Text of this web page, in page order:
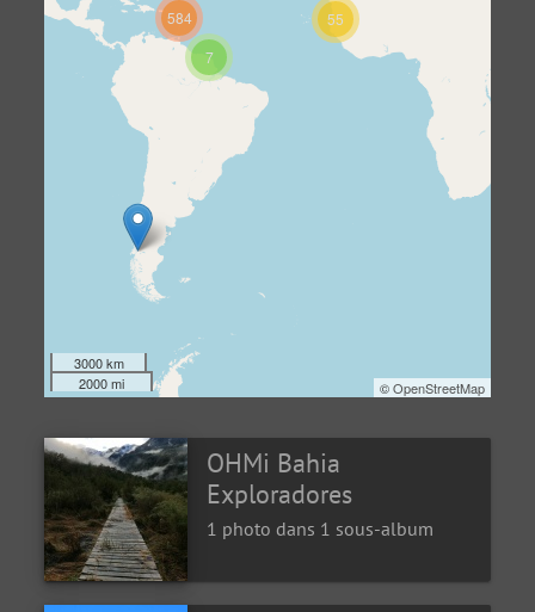
55
7
584
3000 km
2000 mi
©OpenStreetMap
OHMi Bahia
Exploradores
1 photo dans 1 sous-album